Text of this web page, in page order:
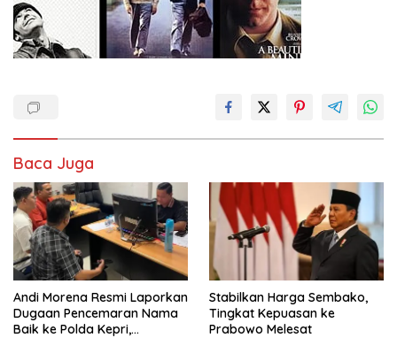
Baca Juga
Andi Morena Resmi Laporkan
Dugaan Pencemaran Nama
Baik ke Polda Kepri,
Stabilkan Harga Sembako,
Tingkat Kepuasan ke
Prabowo Melesat